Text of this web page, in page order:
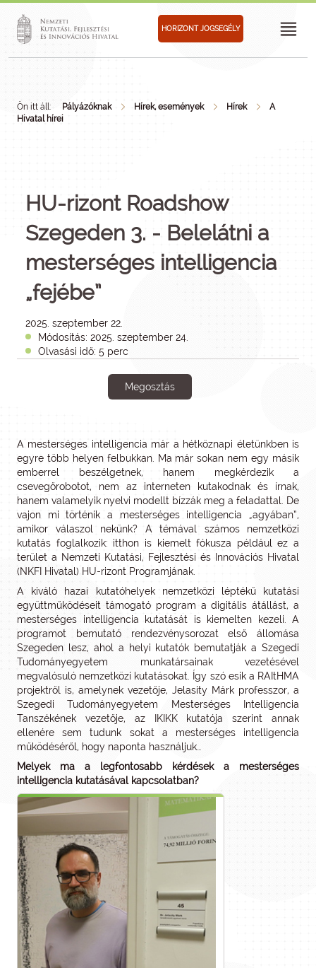
HORIZONT JOGSEGÉLY
Ön itt áll: Pályázóknak Hírek, események Hírek
A
Hivatal hírei
HU-rizont Roadshow
Szegeden 3. - Belelátni a
mesterséges intelligencia
„fejébe”
2025. szeptember 22.
Módosítás: 2025. szeptember 24.
Olvasási idő: 5 perc
Megosztás
A mesterséges intelligencia már a hétköznapi életünkben is
egyre több helyen felbukkan. Ma már sokan nem egy másik
emberrel beszélgetnek, hanem megkérdezik a
csevegőrobotot, nem az interneten kutakodnak és írnak,
hanem valamelyik nyelvi modellt bízzák meg a feladattal. De
vajon mi történik a mesterséges intelligencia „agyában”,
amikor válaszol nekünk? A témával számos nemzetközi
kutatás foglalkozik: itthon is kiemelt fókusza például ez a
terület a Nemzeti Kutatási, Fejlesztési és Innovációs Hivatal
(NKFI Hivatal) HU-rizont Programjának.
A kiváló hazai kutatóhelyek nemzetközi léptékű kutatási
együttműködéseit támogató program a digitális átállást, a
mesterséges intelligencia kutatását is kiemelten kezeli. A
programot bemutató rendezvénysorozat első állomása
Szegeden lesz, ahol a helyi kutatók bemutatják a Szegedi
Tudományegyetem munkatársainak vezetésével
megvalósuló nemzetközi kutatásokat. Így szó esik a RAItHMA
projektről is, amelynek vezetője, Jelasity Márk professzor, a
Szegedi Tudományegyetem Mesterséges Intelligencia
Tanszékének vezetője, az IKIKK kutatója szerint annak
ellenére sem tudunk sokat a mesterséges intelligencia
működéséről, hogy naponta használjuk…
Melyek ma a legfontosabb kérdések a mesterséges
intelligencia kutatásával kapcsolatban?